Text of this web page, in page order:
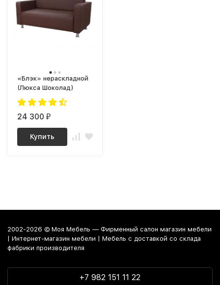
«Блэк» нераскладной
(Люкса Шоколад)
24 300 ₽
Купить
2002-2026 © Моя Мебель — Фирменный салон магазин мебели
| Интернет-магазин мебели | Мебель с доставкой со склада
фабрики производителя
+7 982 151 11 22